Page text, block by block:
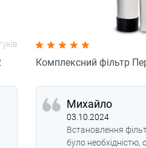
Комплексний фільтр
Михайло
03.10.2024
Встановлення
було необхідністю,